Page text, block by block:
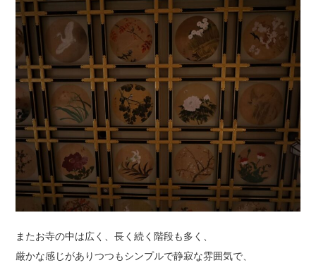
またお寺の中は広く、長く続く階段も多く、
厳かな感じがありつつもシンプルで静寂な雰囲気で、